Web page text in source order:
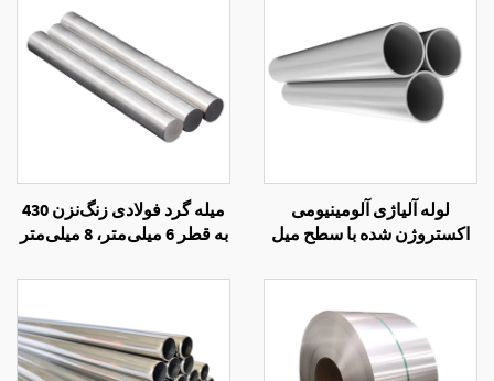
لوله آلیاژی آلومینیومی
اکستروژن شده با سطح میل
میله گرد فولادی زنگ‌نزن 430
به قطر 6 میلی‌متر، 8 میلی‌متر